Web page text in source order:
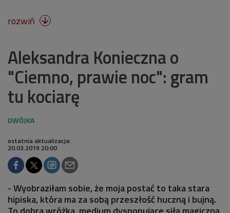
rozwiń 
Aleksandra Konieczna o
"Ciemno, prawie noc": gram
tu kociarę
ostatnia aktualizacja:
20.03.2019 20:00
- Wyobraziłam sobie, że moja postać to taka stara
hipiska, która ma za sobą przeszłość huczną i bujną.